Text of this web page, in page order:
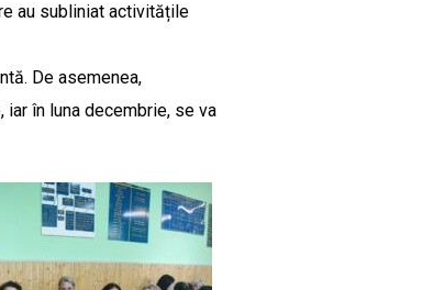
au subliniat activitățile
De asemenea,
în luna decembrie, se va